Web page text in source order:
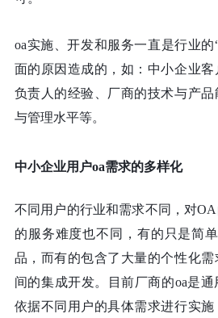
oa实施、开发和服务一直是行业
面的原因造成的，如：中小企业
负责人的经验、厂商的技术与产
与管理水平等。
中小企业用户oa需求的多样化
不同用户的行业和需求不同，对
的服务难度也不同，有的只是简
品，而有的包含了大量的个性化
间的集成开发。目前厂商的oa是
依据不同用户的具体需求进行实